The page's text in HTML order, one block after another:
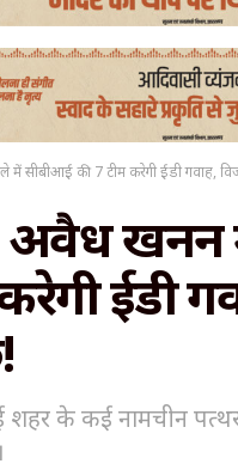
में सीबीआई की 7 टीम करेगी ईडी गवाह,
अवैध खनन
ईडी
के कई नामचीन